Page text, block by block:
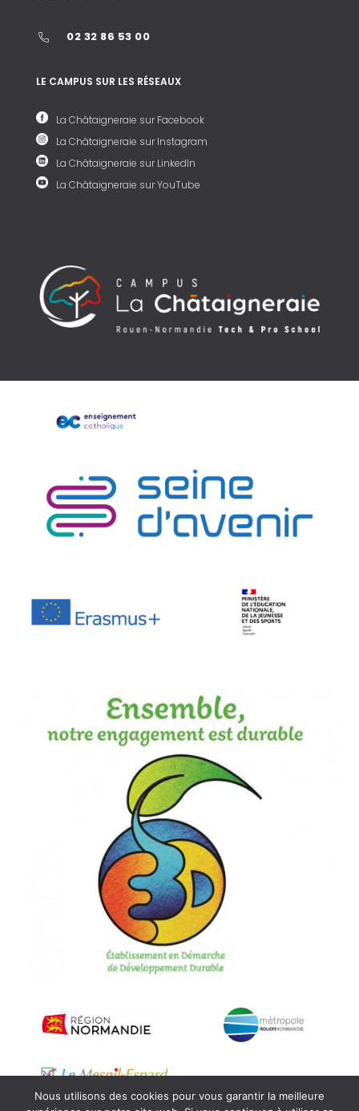
02 32 86 53 00
LE CAMPUS SUR LES RÉSEAUX
La Châtaigneraie sur Facebook
La Châtaigneraie sur Instagram
La Châtaigneraie sur LinkedIn
La Châtaigneraie sur YouTube
Nous utilisons des cookies pour vous garantir la meilleure